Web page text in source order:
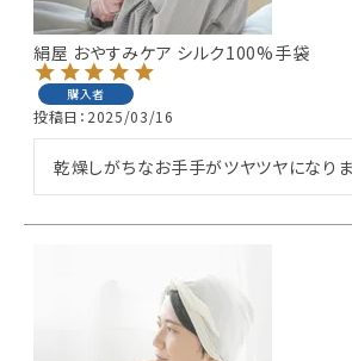
ギフトを探す
ブランドから探す
特集
読み物
絹屋 おやすみケア シルク100%手袋
購入者
投稿日 2025/03/16
乾燥しがちなお手手がツヤツヤになりま